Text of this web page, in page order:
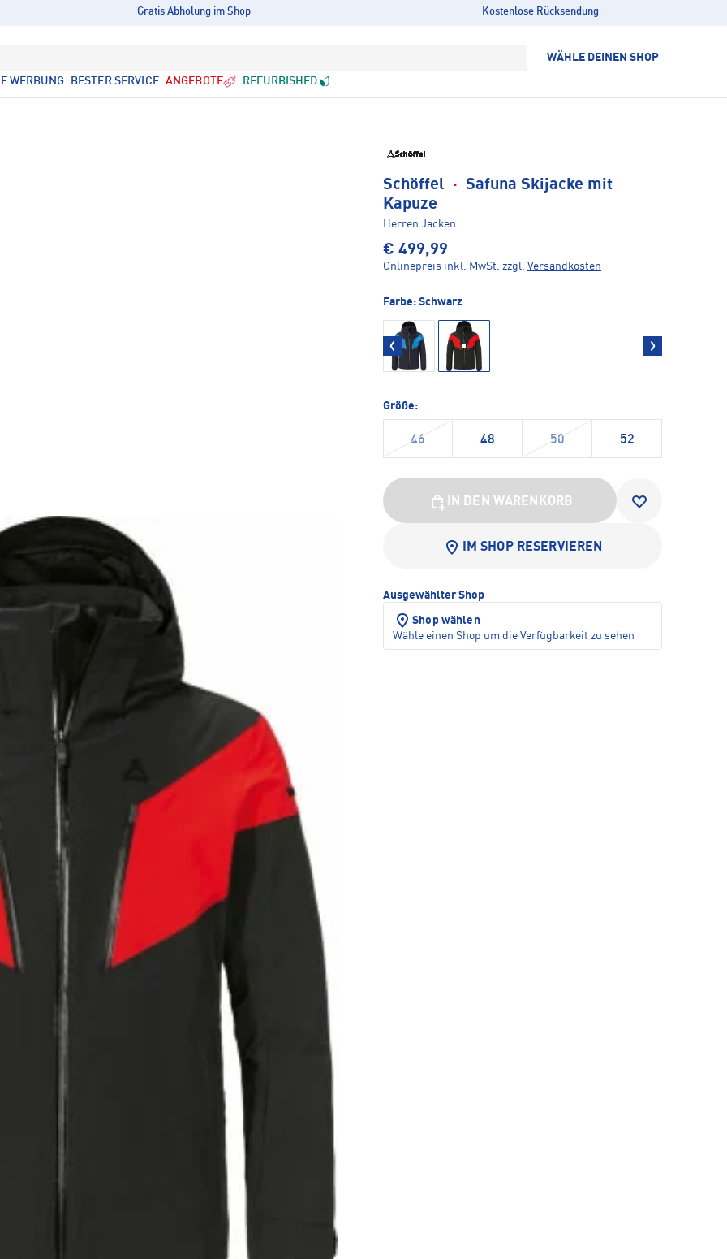
Gratis Abholung im Shop Kostenlose Rücksendung
WÄHLE DEINEN SHOP
WERBUNG BESTER SERVICE ANGEBOTE REFURBISHED
Schöffel · Safuna Skijacke mit
Kapuze
Herren Jacken
€ 499,99
Onlinepreis inkl. MwSt. zzgl. Versandkosten
Farbe: Schwarz
Größe:
46 48 50 52
IN DEN WARENKORB
IM SHOP RESERVIEREN
Ausgewählter Shop
Shop wählen
Wähle einen Shop um die Verfügbarkeit zu sehen